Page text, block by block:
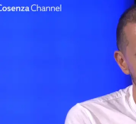
Economia e lavoro
Italia Mondo